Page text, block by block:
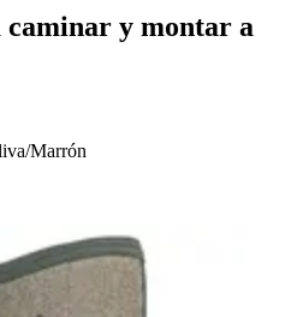
y montar a
Marrón